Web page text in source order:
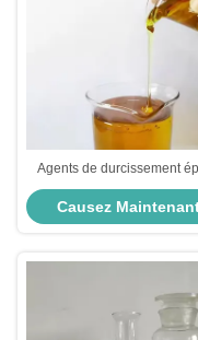
Agents de durcissement
pour adhésifs liquide
Causez